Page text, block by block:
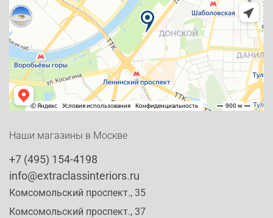
Наши магазины в Москве
+7 (495) 154-4198
info@extraclassinteriors.ru
Комсомольский проспект., 35
Комсомольский проспект., 37